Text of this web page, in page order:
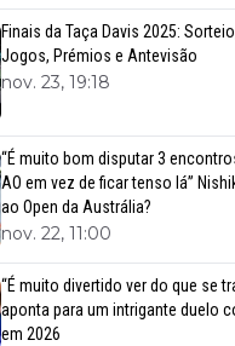
Finais da Taça Davis 2025:
Jogos, Prémios e Antevisão
nov. 23, 19:18
“É muito bom disputar 3
AO em vez de ficar tenso lá”
ao Open da Austrália?
nov. 22, 11:00
“É muito divertido ver do que se
aponta para um intrigante duelo
em 2026